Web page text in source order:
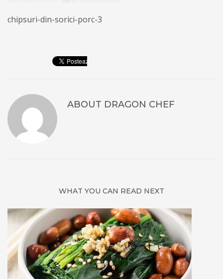
chipsuri-din-sorici-porc-3
ABOUT DRAGON CHEF
WHAT YOU CAN READ NEXT